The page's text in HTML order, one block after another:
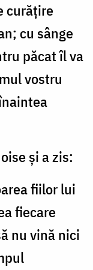
curăţire
cu sânge
păcat îl va
vostru
şi a zis:
fiilor lui
fiecare
nu vină nici